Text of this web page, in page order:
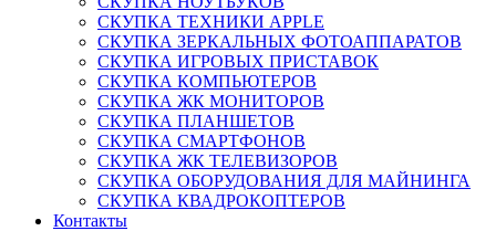
СКУПКА ТЕХНИКИ APPLE
СКУПКА ЗЕРКАЛЬНЫХ ФОТОАППАРАТОВ
СКУПКА ИГРОВЫХ ПРИСТАВОК
СКУПКА КОМПЬЮТЕРОВ
СКУПКА ЖК МОНИТОРОВ
СКУПКА ПЛАНШЕТОВ
СКУПКА СМАРТФОНОВ
СКУПКА ЖК ТЕЛЕВИЗОРОВ
СКУПКА ОБОРУДОВАНИЯ ДЛЯ МАЙНИНГА
СКУПКА КВАДРОКОПТЕРОВ
Контакты